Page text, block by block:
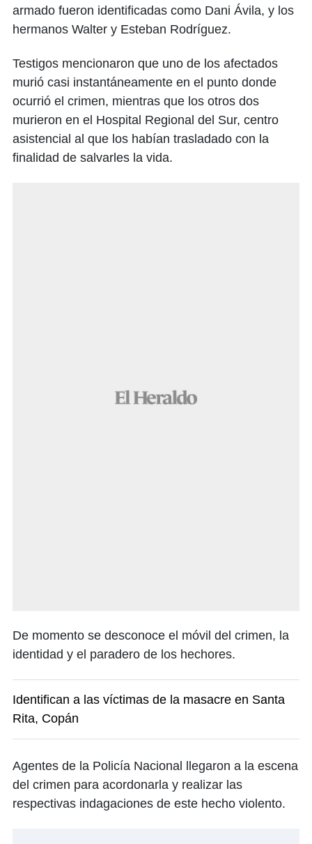
armado fueron identificadas como Dani Ávila, y los
hermanos Walter y Esteban Rodríguez.
Testigos mencionaron que uno de los afectados
murió casi instantáneamente en el punto donde
ocurrió el crimen, mientras que los otros dos
murieron en el Hospital Regional del Sur, centro
asistencial al que los habían trasladado con la
finalidad de salvarles la vida.
De momento se desconoce el móvil del crimen, la
identidad y el paradero de los hechores.
Identifican a las víctimas de la masacre en Santa
Rita, Copán
Agentes de la Policía Nacional llegaron a la escena
del crimen para acordonarla y realizar las
respectivas indagaciones de este hecho violento.